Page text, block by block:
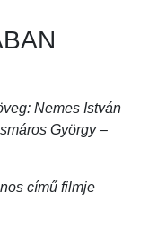
Nemes István
György –
című filmje